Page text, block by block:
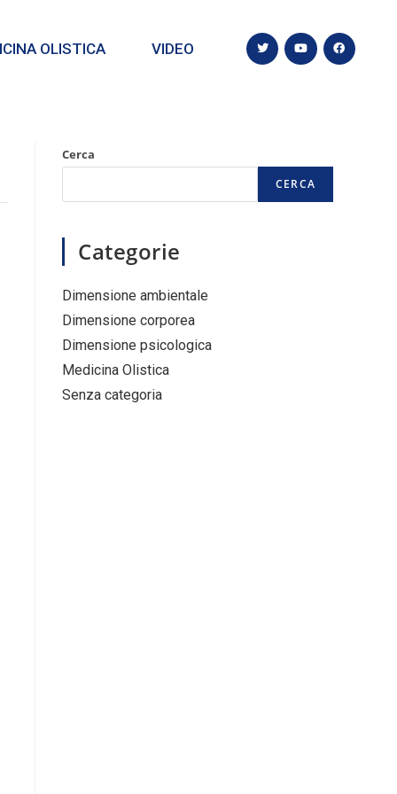
OLISTICA VIDEO
Cerca
CERCA
Categorie
Dimensione ambientale
Dimensione corporea
Dimensione psicologica
Medicina Olistica
Senza categoria